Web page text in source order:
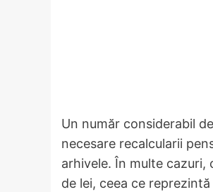
Un număr considerabil
necesare recalcularii
arhivele. În multe
de lei, ceea ce